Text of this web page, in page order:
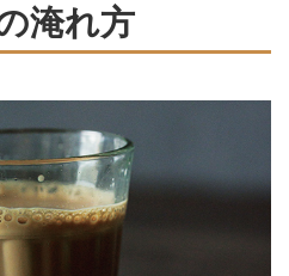
淹れ方